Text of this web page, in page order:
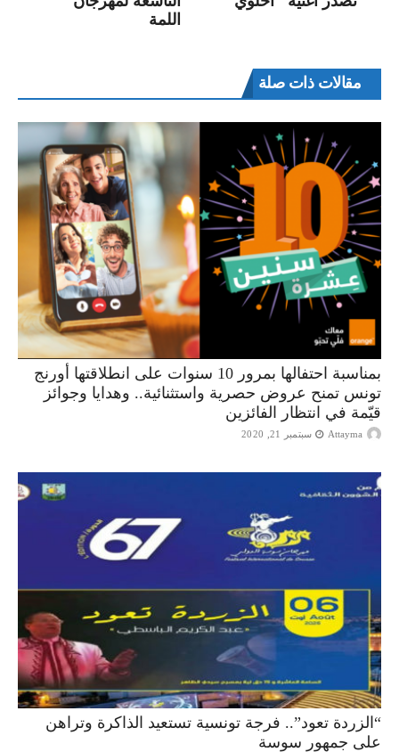
اللمة
مقالات ذات صلة
بمناسبة احتفالها بمرور 10 سنوات على انطلاقتها أورنج
تونس تمنح عروض حصرية واستثنائية.. وهدايا وجوائز
قيّمة في انتظار الفائزين
Attayma سبتمبر 21, 2020
“الزردة تعود”.. فرجة تونسية تستعيد الذاكرة وتراهن
على جمهور سوسة